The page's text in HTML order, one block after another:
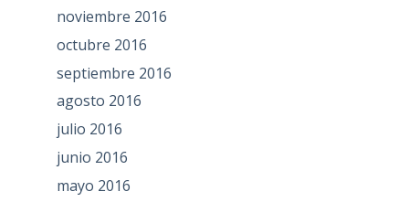
noviembre 2016
octubre 2016
septiembre 2016
agosto 2016
julio 2016
junio 2016
mayo 2016